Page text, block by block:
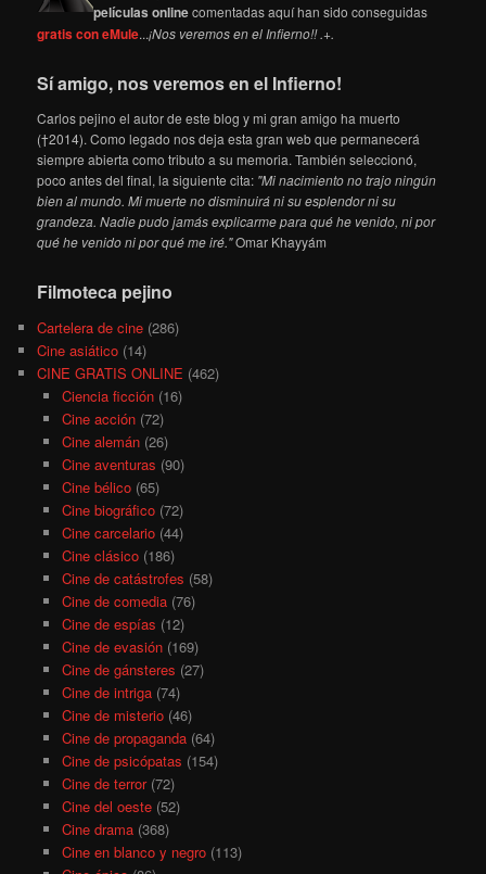
películas onlinecomentadas aquí han sido conseguidas
gratis con eMule...¡Nos veremos en el Infierno!! .+.
Sí amigo, nos veremos en el Infierno!
Carlos pejino el autor de este blog y mi gran amigo ha muerto
(†2014). Como legado nos deja esta gran web que permanecerá
siempre abierta como tributo a su memoria. También seleccionó,
poco antes del final, la siguiente cita: "Mi nacimiento no trajo ningún
bien al mundo. Mi muerte no disminuirá ni su esplendor ni su
grandeza. Nadie pudo jamás explicarme para qué he venido, ni por
qué he venido ni por qué me iré."Omar Khayyám
Filmoteca pejino
Cartelera de cine (286)
Cine asiático (14)
CINE GRATIS ONLINE (462)
Ciencia ficción(16)
Cine acción(72)
Cine alemán(26)
Cine aventuras (90)
Cine bélico(65)
Cine biográfico(72)
Cine carcelario(44)
Cine clásico(186)
Cine de catástrofes (58)
Cine de comedia(76)
Cine de espías (12)
Cine de evasión(169)
Cine de gánsteres (27)
Cine de intriga(74)
Cine de misterio(46)
Cine de propaganda(64)
Cine de psicópatas (154)
Cine de terror(72)
Cine del oeste(52)
Cine drama(368)
Cine en blanco y negro(113)